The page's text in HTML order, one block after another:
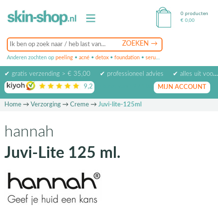
Anderen zochten op peeling • acné • detox • foundation • serum
0 producten
€ 0,00
✔ gratis verzending > € 35,00 ✔ professioneel advies
✔ alles uit voorraad leverbaar
9,2 op basis van beoordelingen
MIJN ACCOUNT
Home→ Verzorging→ Creme→ Juvi-lite-125ml
hannah
Juvi-Lite 125 ml.